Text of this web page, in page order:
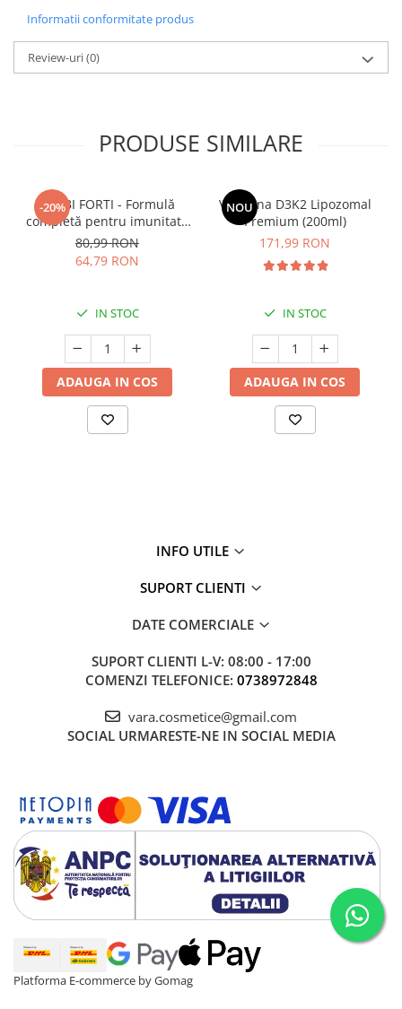
Informatii conformitate produs
Review-uri(0)
PRODUSE SIMILARE
-20%
BIMBI FORTI - Formulă
completă pentru imunitate
și respirator copii > 3 ani
80,99 RON
64,79 RON
IN STOC
ADAUGA IN COS
NOU
Vitamina D3K2 Lipozomal
Premium (200ml)
171,99 RON
IN STOC
ADAUGA IN COS
INFO UTILE
SUPORT CLIENTI
DATE COMERCIALE
SUPORT CLIENTI L-V: 08:00 - 17:00
COMENZI TELEFONICE: 0738972848
vara.cosmetice@gmail.com
SOCIAL URMARESTE-NE IN SOCIAL MEDIA
Platforma E-commerce by Gomag